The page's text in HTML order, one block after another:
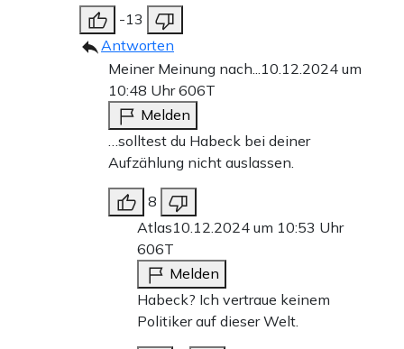
-13
Antworten
Meiner Meinung nach... 10.12.2024 um
10:48 Uhr606T
Melden
…solltest du Habeck bei deiner
Aufzählung nicht auslassen.
8
Atlas10.12.2024 um 10:53 Uhr
606T
Melden
Habeck? Ich vertraue keinem
Politiker auf dieser Welt.